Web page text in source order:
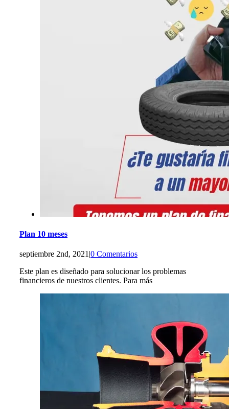
Plan 10 meses
septiembre 2nd, 2021 |0 Comentarios
Este plan es diseñado para solucionar los problemas
financieros de nuestros clientes. Para más